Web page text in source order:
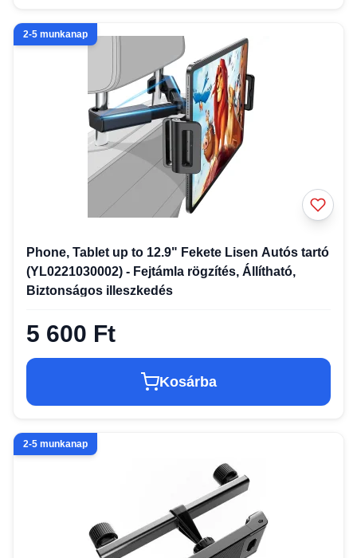
2-5 munkanap
Phone, Tablet up to 12.9" Fekete Lisen Autós tartó
(YL0221030002) - Fejtámla rögzítés, Állítható,
Biztonságos illeszkedés
5 600 Ft
Kosárba
2-5 munkanap